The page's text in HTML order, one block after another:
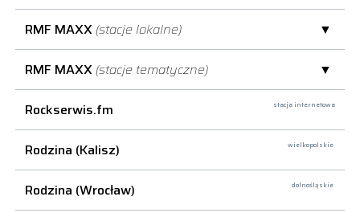
RMF MAXX (stacje lokalne)
RMF MAXX (stacje tematyczne)
Rockserwis.fm
stacja internetowa
Rodzina (Kalisz) wielkopolskie
Rodzina (Wrocław) dolnośląskie